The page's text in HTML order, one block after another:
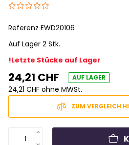
ReferenzEWD20106
Auf Lager 2 Stk.
!Letzte Stücke auf Lager
24,21 CHF AUF LAGER
24,21 CHF ohne MWSt.
ZUM VERGLEICH